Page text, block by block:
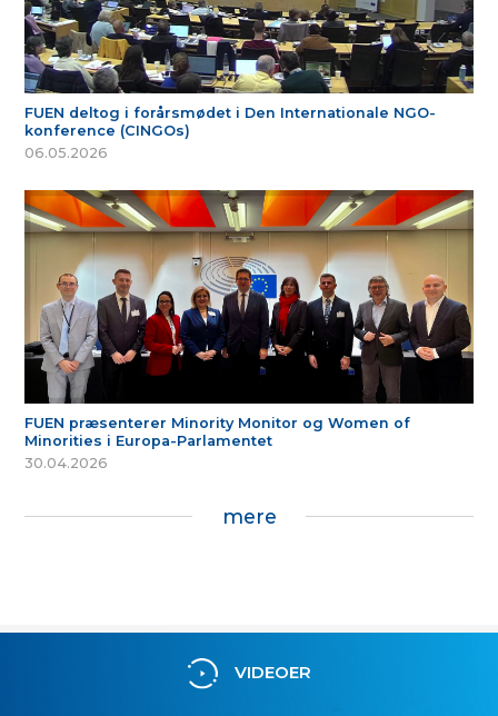
FUEN deltog i forårsmødet i Den Internationale NGO-
konference (CINGOs)
06.05.2026
FUEN præsenterer Minority Monitor og Women of
Minorities i Europa-Parlamentet
30.04.2026
mere
VIDEOER